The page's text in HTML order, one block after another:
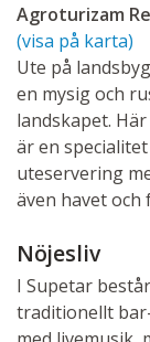
Agroturizam
(visa på karta)
Ute på
en mysig och
landskapet.
är en
uteservering
även havet och
Nöjesliv
I Supetar
traditionellt